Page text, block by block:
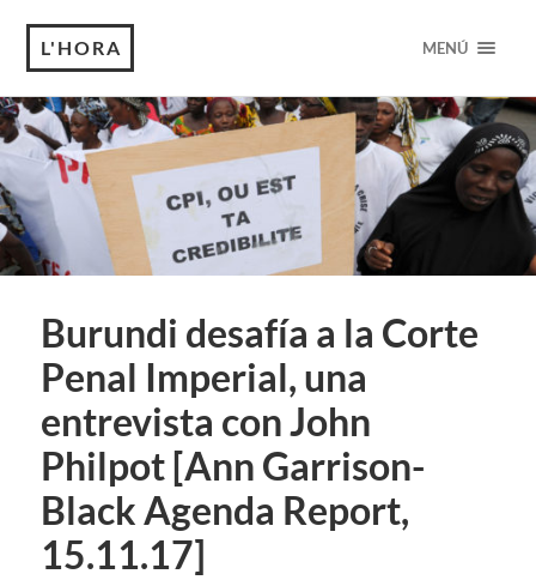
L'HORA MENÚ
Burundi desafía a la Corte
Penal Imperial, una
entrevista con John
Philpot [Ann Garrison-
Black Agenda Report,
15.11.17]